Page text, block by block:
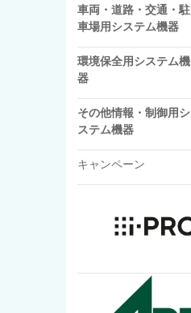
車両・道路・交通・駐
車場用システム機器
環境保全用システム機
器
その他情報・制御用シ
ステム機器
キャンペーン